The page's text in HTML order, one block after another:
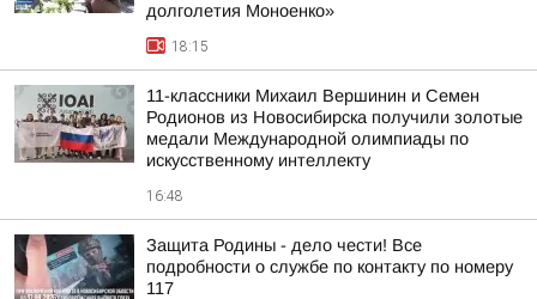
долголетия Моноенко»
18:15
11-классники Михаил Вершинин и Семен
Родионов из Новосибирска получили золотые
медали Международной олимпиады по
искусственному интеллекту
16:48
Защита Родины - дело чести! Все
подробности о службе по контакту по номеру
117